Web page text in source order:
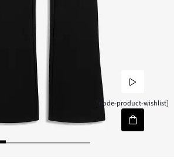
[node-product-wishlist]